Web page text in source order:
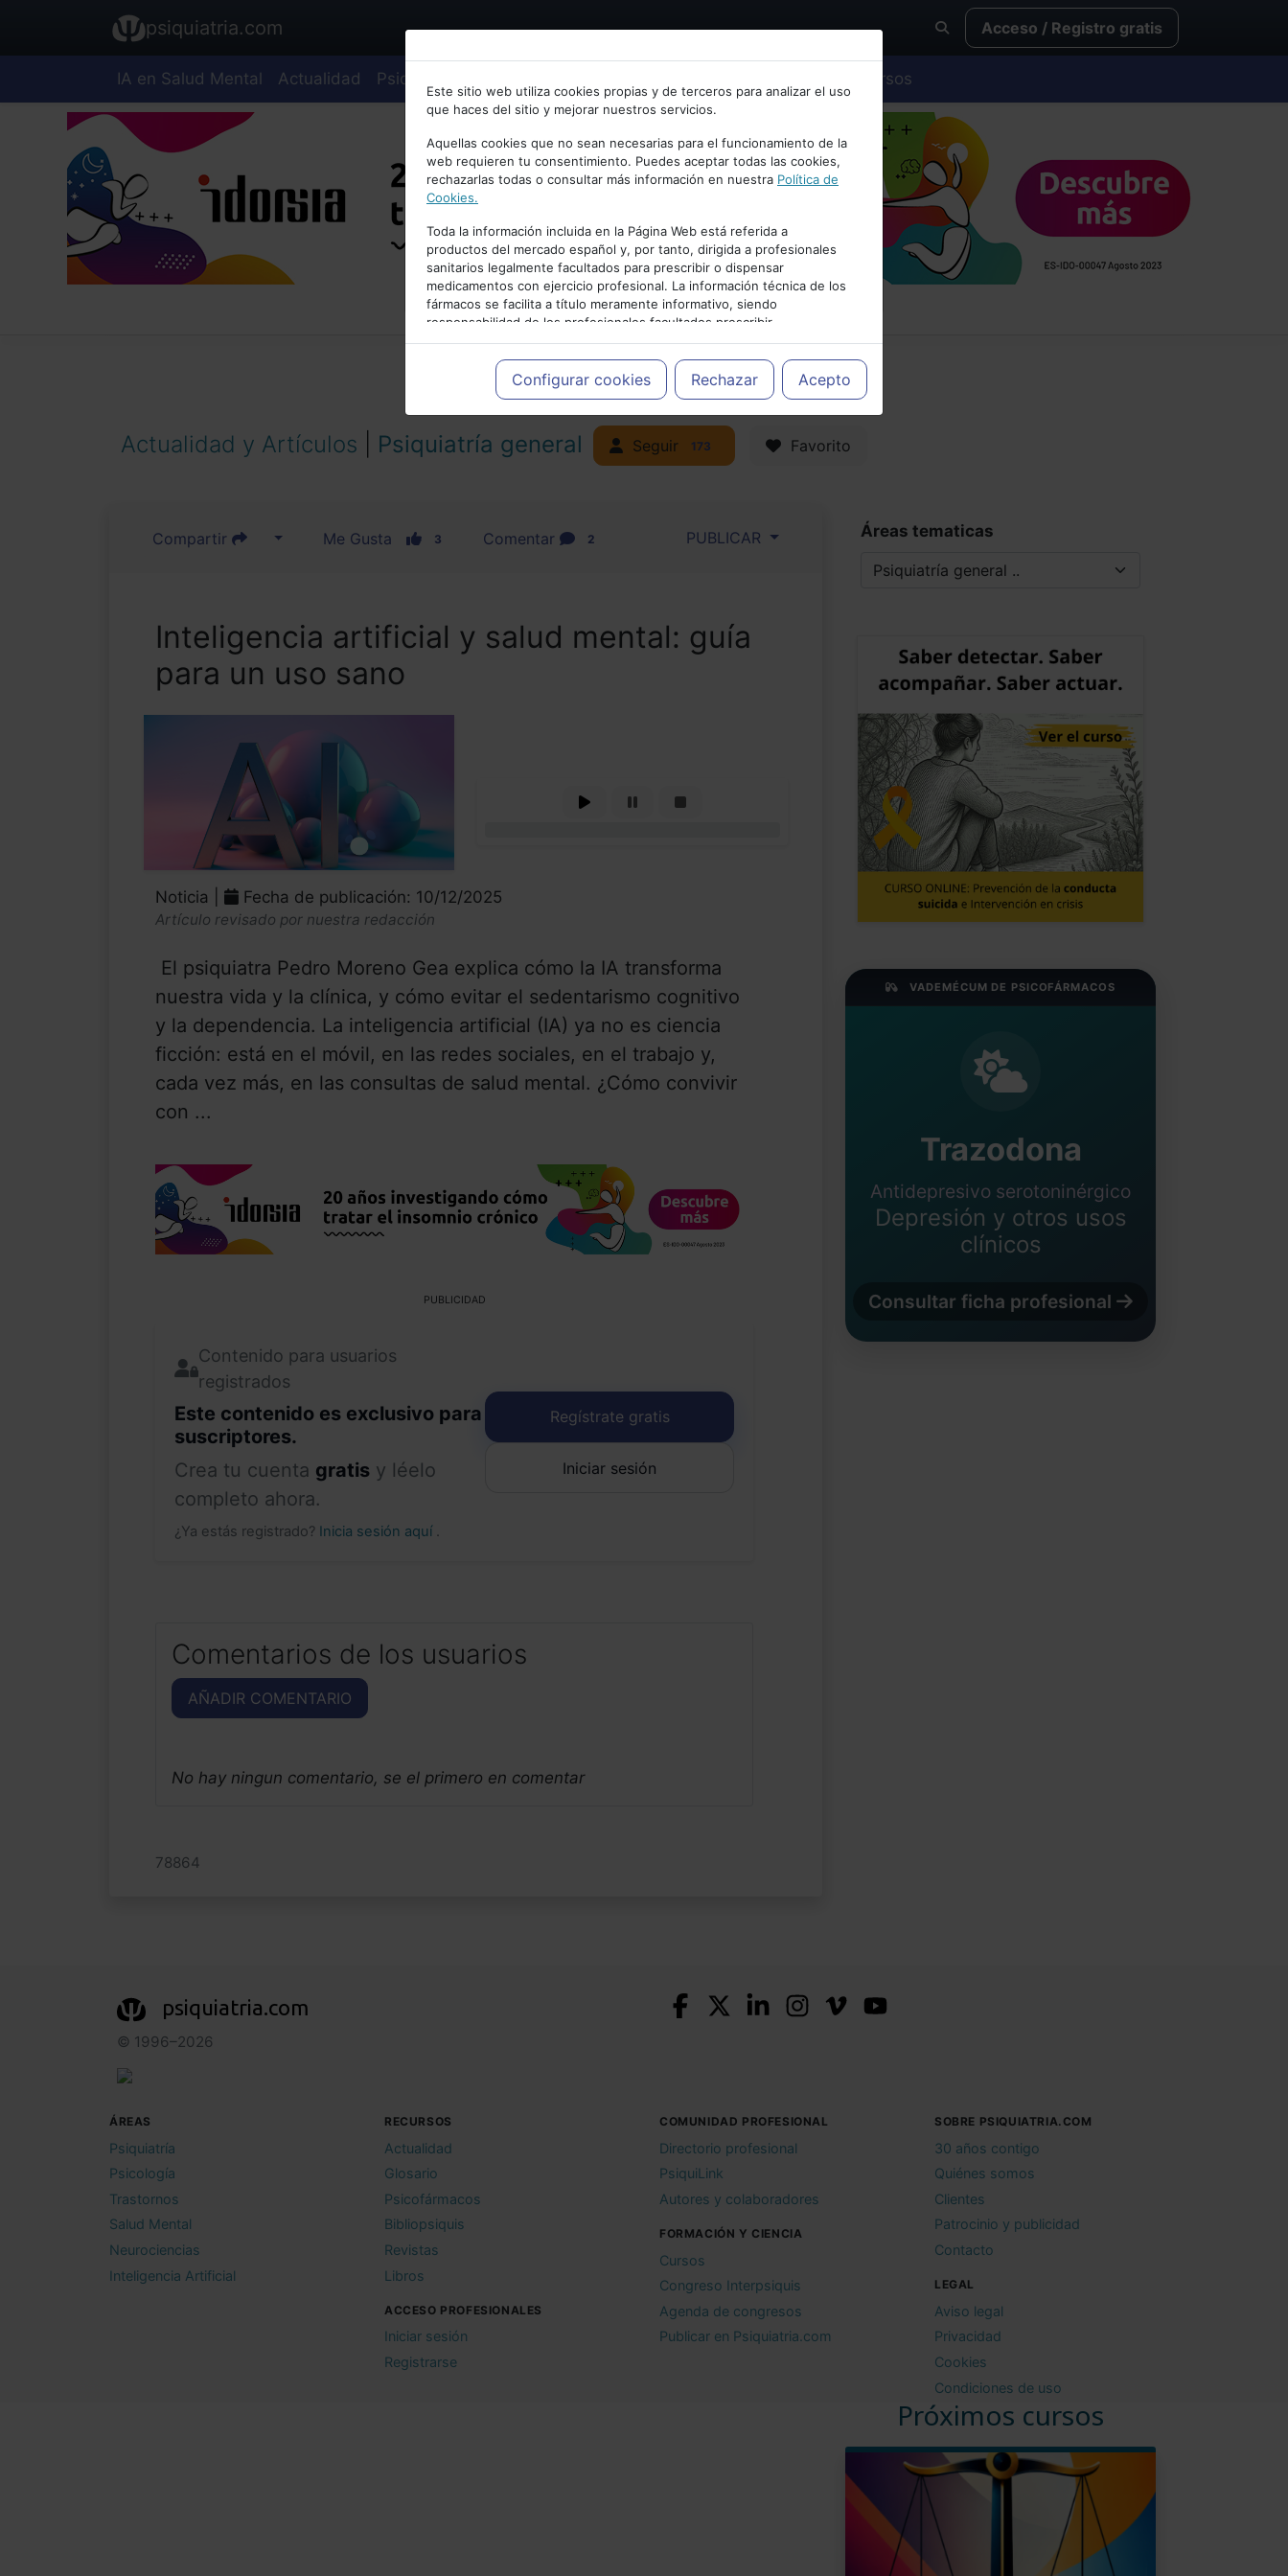
Bienvenid@ a psiquiatria.com
Escribe tu Email
Accede o regístrate con tu email.
Cancelar
psiquiatria.com Acceso / Registro gratis
IA en Salud Mental Actualidad Psiquiatría Cursos
Este sitio web utiliza cookies propias y de terceros para analizar el uso
que haces del sitio y mejorar nuestros servicios.
Aquellas cookies que no sean necesarias para el funcionamiento de la
web requieren tu consentimiento. Puedes aceptar todas las cookies,
rechazarlas todas o consultar más información en nuestra Política de
Cookies.
Toda la información incluida en la Página Web está referida a
productos del mercado español y, por tanto, dirigida a profesionales
sanitarios legalmente facultados para prescribir o dispensar
medicamentos con ejercicio profesional. La información técnica de los
fármacos se facilita a título meramente informativo, siendo
responsabilidad de los profesionales facultados prescribir
medicamentos y decidir, en cada caso concreto, el tratamiento más
adecuado a las necesidades del paciente.
Configurar cookies Rechazar Acepto
PUBLICIDAD
Actualidad y Artículos Psiquiatría general Seguir 173 Favorito
Compartir Me Gusta 3 Comentar 2 PUBLICAR
Inteligencia artificial y salud mental: guía
para un uso sano
Noticia | Fecha de publicación: 10/12/2025
Artículo revisado por nuestra redacción
El psiquiatra Pedro Moreno Gea explica cómo la IA transforma
nuestra vida y la clínica, y cómo evitar el sedentarismo cognitivo
y la dependencia. La inteligencia artificial (IA) ya no es ciencia
ficción: está en el móvil, en las redes sociales, en el trabajo y,
cada vez más, en las consultas de salud mental. ¿Cómo convivir
con ...
PUBLICIDAD
Contenido para usuarios
registrados
Este contenido es exclusivo para
suscriptores.
Crea tu cuenta gratis y léelo
completo ahora.
¿Ya estás registrado? Inicia sesión aquí .
Regístrate gratis
Iniciar sesión
Comentarios de los usuarios
AÑADIR COMENTARIO
No hay ningun comentario, se el primero en comentar
78864
Áreas tematicas
VADEMÉCUM DE PSICOFÁRMACOS
Trazodona
Antidepresivo serotoninérgico
Depresión y otros usos
clínicos
Consultar ficha profesional
Próximos cursos
psiquiatria.com
© 1996–2026
ÁREAS
Psiquiatría
Psicología
Trastornos
Salud Mental
Neurociencias
Inteligencia Artificial
RECURSOS
Actualidad
Glosario
Psicofármacos
Bibliopsiquis
Revistas
Libros
ACCESO PROFESIONALES
Iniciar sesión
Registrarse
COMUNIDAD PROFESIONAL
Directorio profesional
PsiquiLink
Autores y colaboradores
FORMACIÓN Y CIENCIA
Cursos
Congreso Interpsiquis
Agenda de congresos
Publicar en Psiquiatria.com
SOBRE PSIQUIATRIA.COM
30 años contigo
Quiénes somos
Clientes
Patrocinio y publicidad
Contacto
LEGAL
Aviso legal
Privacidad
Cookies
Condiciones de uso